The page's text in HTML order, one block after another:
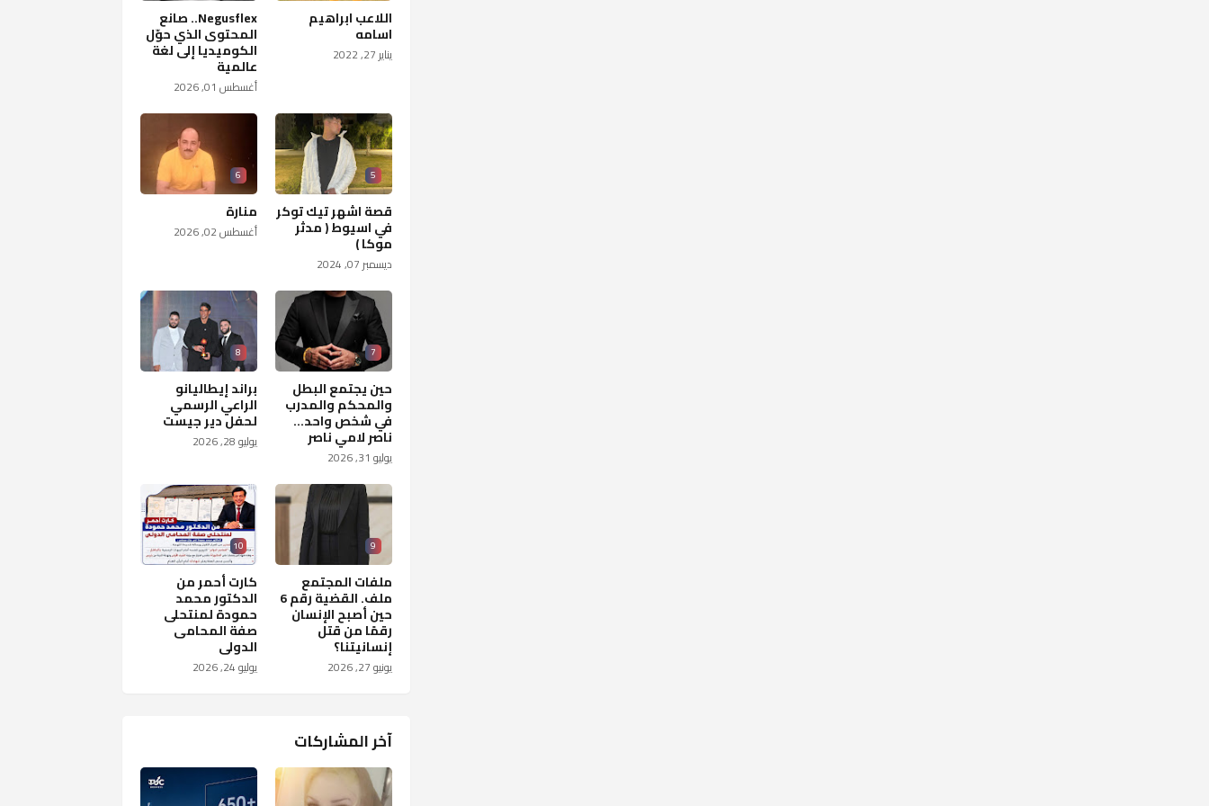
اللاعب ابراهيم
اسامه
يناير 27, 2022
Negusflex.. صانع
المحتوى الذي حوّل
الكوميديا إلى لغة
عالمية
أغسطس 01, 2026
5
قصة اشهر تيك توكر
في اسيوط ( مدثر
موكا )
ديسمبر 07, 2024
6
منارة
أغسطس 02, 2026
7
حين يجتمع البطل
والمحكم والمدرب
في شخص واحد...
ناصر لامي ناصر
يوليو 31, 2026
8
براند إيطاليانو
الراعي الرسمي
لحفل دير جيست
يوليو 28, 2026
9
ملفات المجتمع
ملف. القضية رقم 6
حين أصبح الإنسان
رقمًا من قتل
إنسانيتنا؟
يونيو 27, 2026
10
كارت أحمر من
الدكتور محمد
حمودة لمنتحلى
صفة المحامى
الدولى
يوليو 24, 2026
آخر المشاركات